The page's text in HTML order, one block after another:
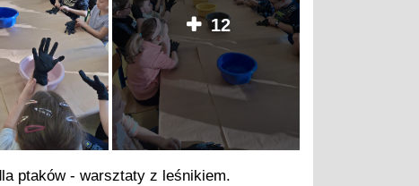
12
ptaków - warsztaty z leśnikiem.